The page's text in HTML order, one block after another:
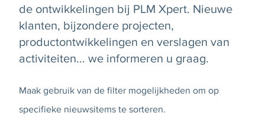
de ontwikkelingen bij PLM Xpert. Nieuwe
klanten, bijzondere projecten,
productontwikkelingen en verslagen van
activiteiten... we informeren u graag.
Maak gebruik van de filter mogelijkheden om op
specifieke nieuwsitems te sorteren.